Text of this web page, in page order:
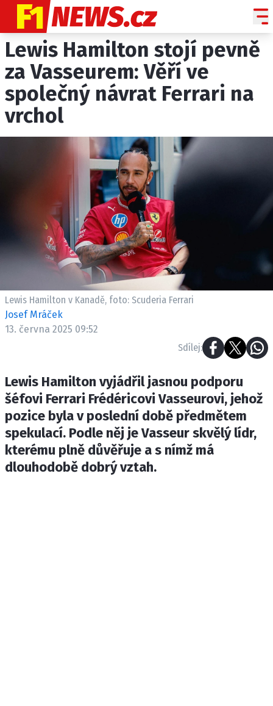
NOVINKY
GRAND PRIX
PADDOCK LINE
PROFILY JEZDCŮ
PROFILY TÝMŮ
ROZHOVORY
OSTATNÍ
SLEDUJTE NÁS NA|
ETICKÝ KODEX
KONTAKT
OSOBNÍ ÚDAJE / COOKIES
Provozovatelem serveru F1NEWS.cz je
INCORP MEDIA GROUP s.r.o., IČ: 118 23 054
Lewis Hamilton stojí pevně
za Vasseurem: Věří ve
společný návrat Ferrari na
vrchol
Lewis Hamilton v Kanadě, foto: Scuderia Ferrari
Josef Mráček
13. června 2025 09:52
Sdílej:
Lewis Hamilton vyjádřil jasnou podporu
šéfovi Ferrari Frédéricovi Vasseurovi, jehož
pozice byla v poslední době předmětem
spekulací. Podle něj je Vasseur skvělý lídr,
kterému plně důvěřuje a s nímž má
dlouhodobě dobrý vztah.